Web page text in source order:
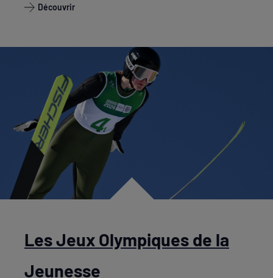
Découvrir
Les Jeux Olympiques de la
Jeunesse